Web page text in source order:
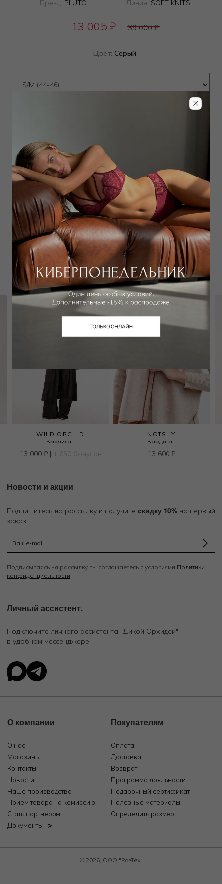
Бренд: PLUTO Линия: SOFT KNITS
13 005 ₽ 39 000₽
Цвет: Серый
Добавить
Добавить в избранное
Забронировать в магазине
Вам может подойти
WILD ORCHID
Кардиган
13 000 ₽| + 650 бонусов
NOTSHY
Кардиган
13 600 ₽
Новости и акции
Подпишитесь на рассылку и получите скидку 10% на первый
заказ
Подписываясь на рассылку вы соглашаетесь с условиями Политики
конфиденциальности
Личный ассистент.
Подключите личного ассистента "Дикой Орхидеи"
в удобном мессенджере
О компании
О нас
Магазины
Контакты
Новости
Наше производство
Прием товара на комиссию
Стать партнером
Документы
Покупателям
Оплата
Доставка
Возврат
Программа лояльности
Подарочный сертификат
Полезные материалы
Определить размер
© 2026, ООО "РозТех"